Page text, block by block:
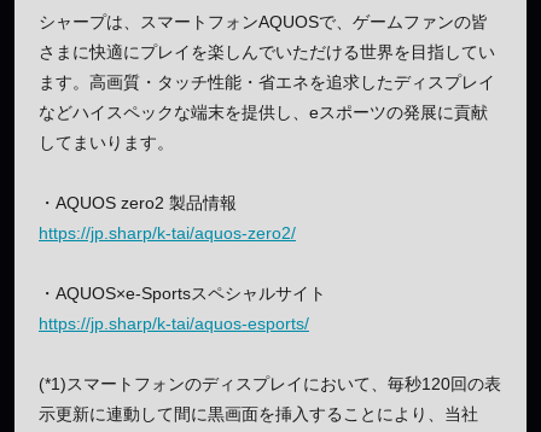
シャープは、スマートフォンAQUOSで、ゲームファンの皆
さまに快適にプレイを楽しんでいただける世界を目指してい
ます。高画質・タッチ性能・省エネを追求したディスプレイ
などハイスペックな端末を提供し、eスポーツの発展に貢献
してまいります。
・AQUOS zero2 製品情報
https://jp.sharp/k-tai/aquos-zero2/
・AQUOS×e-Sportsスペシャルサイト
https://jp.sharp/k-tai/aquos-esports/
(*1)スマートフォンのディスプレイにおいて、毎秒120回の表
示更新に連動して間に黒画面を挿入することにより、当社